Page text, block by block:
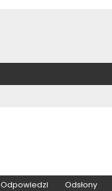
Odpowiedzi Odsłony